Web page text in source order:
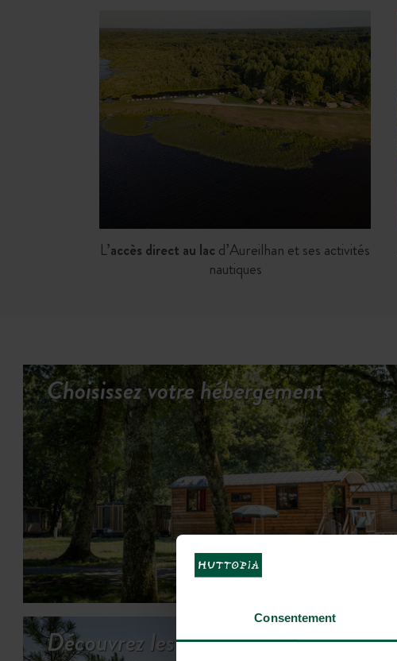
Consentement
L’accès direct au lacd’Aureilhan et ses activités
nautiques
Choisissez votre hébergement
Découvrez les activtés